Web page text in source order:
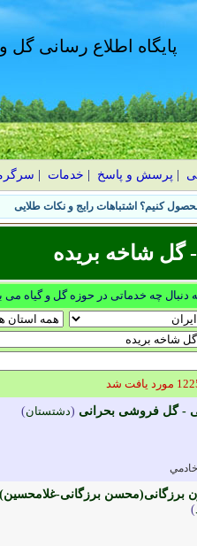
پایگاه اطلاع رسانی گل
پرسش و پاسخ خدمات
کنیم؟ اشتباهات رایج و نکات طلایی
گل شاخه بریده
دنبال چه خدماتی در حوزه گل و گیاه می
مورد یافت شد
- گل فروشی بحرانی (دشتستان)
برزگانی(محسن برزگانی-
)